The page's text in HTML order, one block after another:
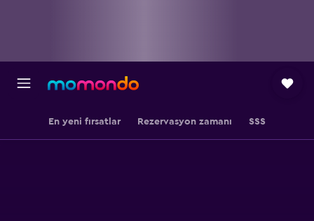
En yeni fırsatlar Rezervasyon zamanı SSS